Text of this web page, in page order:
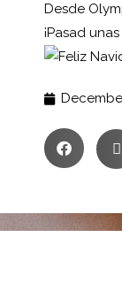
Desde
¡Pasad